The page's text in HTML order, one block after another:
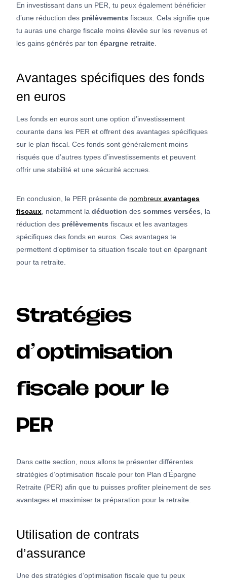
En investissant dans un PER, tu peux également bénéficier
d’une réduction des prélèvements fiscaux. Cela signifie que
tu auras une charge fiscale moins élevée sur les revenus et
les gains générés par ton épargne retraite
Avantages spécifiques des fonds
en euros
Les fonds en euros sont une option d’investissement
courante dans les PER et offrent des avantages spécifiques
sur le plan fiscal. Ces fonds sont généralement moins
risqués que d’autres types d’investissements et peuvent
offrir une stabilité et une sécurité accrues.
En conclusion, le PER présente de nombreux avantages
fiscaux , notamment la déduction des sommes versées , la
réduction des prélèvements fiscaux et les avantages
spécifiques des fonds en euros. Ces avantages te
permettent d’optimiser ta situation fiscale tout en épargnant
pour ta retraite.
Stratégies
d’optimisation
fiscale pour le
PER
Dans cette section, nous allons te présenter différentes
stratégies d’optimisation fiscale pour ton Plan d’Épargne
Retraite (PER) afin que tu puisses profiter pleinement de ses
avantages et maximiser ta préparation pour la retraite.
Utilisation de contrats
d’assurance
Une des stratégies d’optimisation fiscale que tu peux